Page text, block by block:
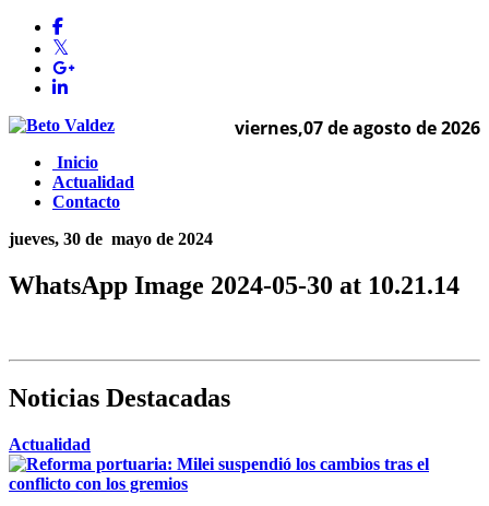
viernes,07 de agosto de 2026
Inicio
Actualidad
Contacto
jueves, 30 de mayo de 2024
WhatsApp Image 2024-05-30 at 10.21.14
Noticias Destacadas
Actualidad